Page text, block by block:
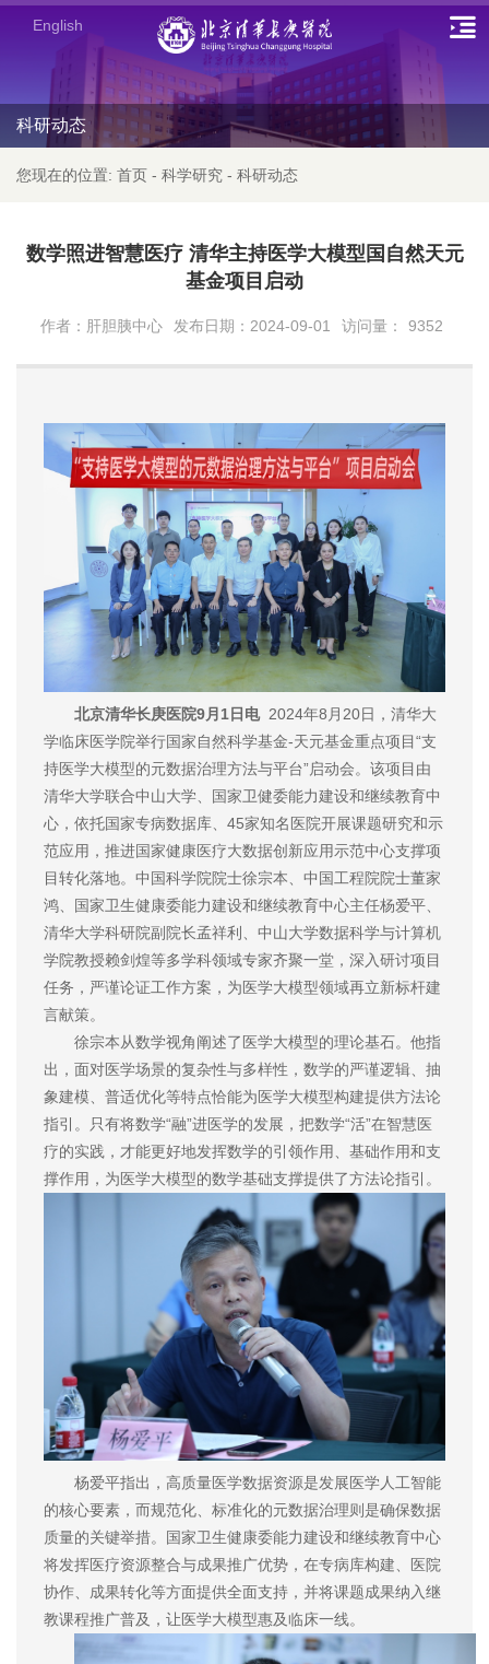
English
科研动态
您现在的位置: 首页 - 科学研究 - 科研动态
数学照进智慧医疗 清华主持医学大模型国自然天元
基金项目启动
作者：肝胆胰中心 发布日期：2024-09-01 访问量： 9352
北京清华长庚医院9月1日电 2024年8月20日，清华大
学临床医学院举行国家自然科学基金-天元基金重点项目“支
持医学大模型的元数据治理方法与平台”启动会。 该项目由
清华大学联合中山大学、国家卫健委能力建设和继续教育中
心，依托国家专病数据库、45家知名医院开展课题研究和示
范应用，推进国家健康医疗大数据创新应用示范中心支撑项
目转化落地。 中国科学院院士徐宗本、中国工程院院士董家
鸿、国家卫生健康委能力建设和继续教育中心主任杨爱平、
清华大学科研院副院长孟祥利、中山大学数据科学与计算机
学院教授赖剑煌等多学科领域专家齐聚一堂，深入研讨项目
任务，严谨论证工作方案，为医学大模型领域再立新标杆建
言献策。
徐宗本从数学视角阐述了医学大模型的理论基石。他指
出，面对医学场景的复杂性与多样性，数学的严谨逻辑、抽
象建模、普适优化等特点恰能为医学大模型构建提供方法论
指引。只有将数学“融”进医学的发展，把数学“活”在智慧医
疗的实践，才能更好地发挥数学的引领作用、基础作用和支
撑作用，为医学大模型的数学基础支撑提供了方法论指引。
杨爱平指出，高质量医学数据资源是发展医学人工智能
的核心要素，而规范化、标准化的元数据治理则是确保数据
质量的关键举措。国家卫生健康委能力建设和继续教育中心
将发挥医疗资源整合与成果推广优势，在专病库构建、医院
协作、成果转化等方面提供全面支持，并将课题成果纳入继
教课程推广普及，让医学大模型惠及临床一线。